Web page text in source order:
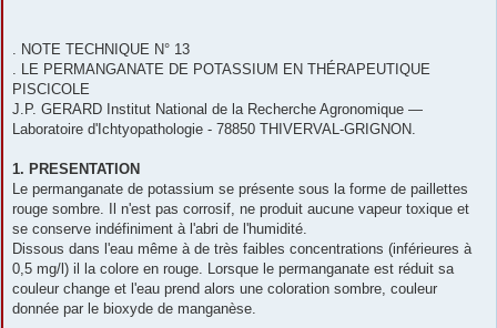
. NOTE TECHNIQUE N° 13
. LE PERMANGANATE DE POTASSIUM EN THÉRAPEUTIQUE
PISCICOLE
J.P. GERARD Institut National de la Recherche Agronomique —
Laboratoire d'Ichtyopathologie - 78850 THIVERVAL-GRIGNON.
1. PRESENTATION
Le permanganate de potassium se présente sous la forme de paillettes
rouge sombre. Il n'est pas corrosif, ne produit aucune vapeur toxique et
se conserve indéfiniment à l'abri de l'humidité.
Dissous dans l'eau même à de très faibles concentrations (inférieures à
0,5 mg/l) il la colore en rouge. Lorsque le permanganate est réduit sa
couleur change et l'eau prend alors une coloration sombre, couleur
donnée par le bioxyde de manganèse.